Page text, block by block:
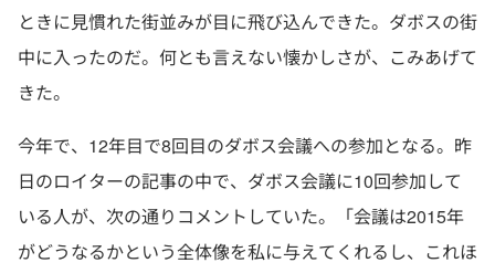
ときに見慣れた街並みが目に飛び込んできた。ダボスの街
中に入ったのだ。何とも言えない懐かしさが、こみあげて
きた。
今年で、12年目で8回目のダボス会議への参加となる。昨
日のロイターの記事の中で、ダボス会議に10回参加して
いる人が、次の通りコメントしていた。「会議は2015年
がどうなるかという全体像を私に与えてくれるし、これほ